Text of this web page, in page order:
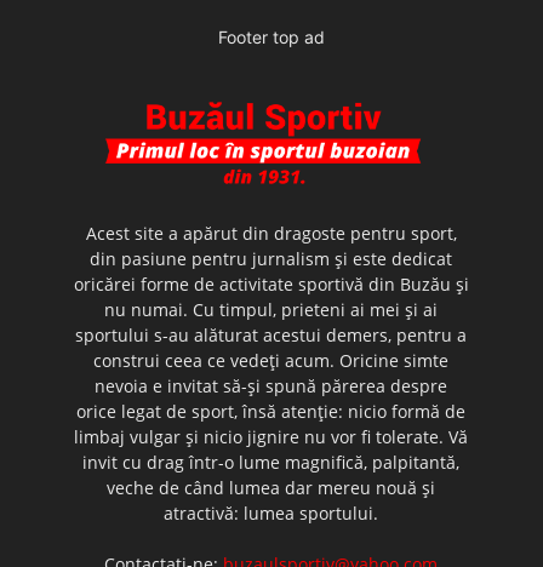
Footer top ad
Acest site a apărut din dragoste pentru sport,
din pasiune pentru jurnalism şi este dedicat
oricărei forme de activitate sportivă din Buzău şi
nu numai. Cu timpul, prieteni ai mei şi ai
sportului s-au alăturat acestui demers, pentru a
construi ceea ce vedeţi acum. Oricine simte
nevoia e invitat să-şi spună părerea despre
orice legat de sport, însă atenţie: nicio formă de
limbaj vulgar şi nicio jignire nu vor fi tolerate. Vă
invit cu drag într-o lume magnifică, palpitantă,
veche de când lumea dar mereu nouă şi
atractivă: lumea sportului.